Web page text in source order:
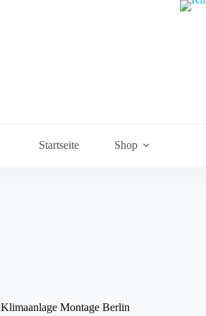
Startseite Shop
Klimaanlage Montage Berlin